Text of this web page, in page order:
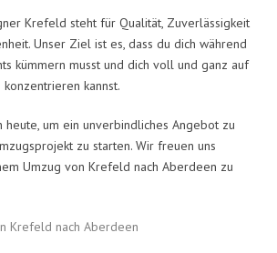
Krefeld steht für Qualität, Zuverlässigkeit
Unser Ziel ist es, dass du dich während
kümmern musst und dich voll und ganz auf
kannst.
heute, um ein unverbindliches Angebot zu
zu starten. Wir freuen uns
Umzug von Krefeld nach Aberdeen zu
Krefeld nach Aberdeen